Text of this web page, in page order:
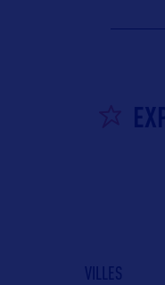
VILLES